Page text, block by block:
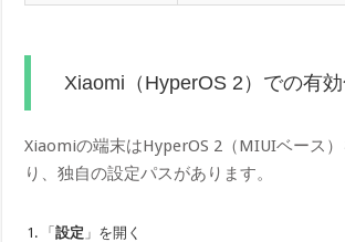
Xiaomi（HyperOS 2）での有
Xiaomiの端末はHyperOS 2（MIUIベース
り、独自の設定パスがあります。
「設定 」を開く